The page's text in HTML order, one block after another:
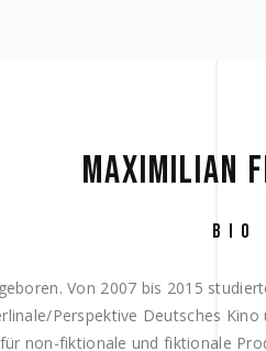
MAXIMILIAN
BIO
Von 2007 bis 2015
Perspektive Deutsches
non-fiktionale und fiktionale